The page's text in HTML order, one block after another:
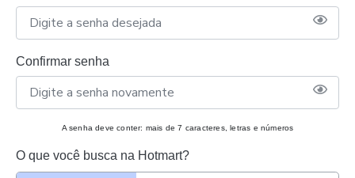
Confirmar senha
A senha deve conter: mais de 7 caracteres, letras e números
O que você busca na Hotmart?